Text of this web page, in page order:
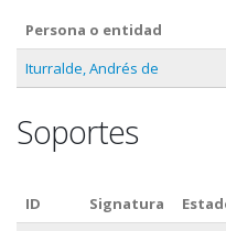
Persona o entidad
Iturralde, Andrés de
Soportes
ID Signatura